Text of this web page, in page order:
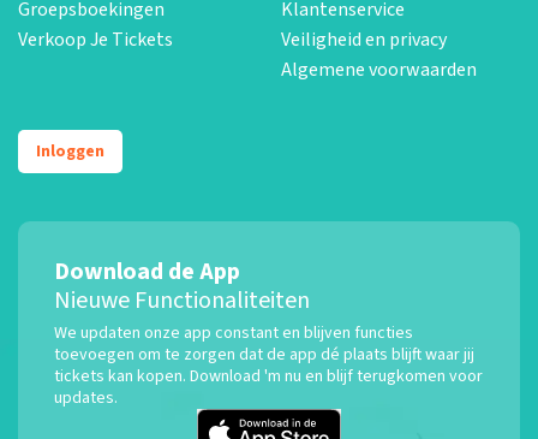
Groepsboekingen
Verkoop Je Tickets
Klantenservice
Veiligheid en privacy
Algemene voorwaarden
Inloggen
Download de App
Nieuwe Functionaliteiten
We updaten onze app constant en blijven functies
toevoegen om te zorgen dat de app dé plaats blijft waar jij
tickets kan kopen. Download 'm nu en blijf terugkomen voor
updates.